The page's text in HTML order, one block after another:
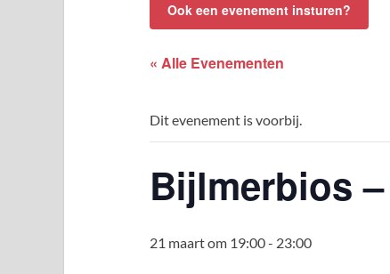
Ook een evenement insturen?
« Alle Evenementen
Dit evenement is voorbij.
Bijlmerbios
21 maart om 19:00- 23:00